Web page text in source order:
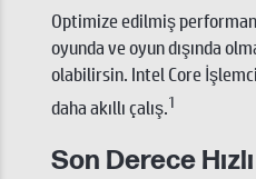
Optimize edilmiş
oyunda ve oyun dışında
olabilirsin. Intel Core
daha akıllı çalış.1
Son Derece Hızlı